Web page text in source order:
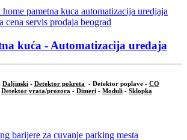
kuća - Automatizacija uređaja
Daljinski - Detektor pokreta - Detektor poplave - CO
Detektor vrata/prozora - Dimeri - Moduli - Sklopka